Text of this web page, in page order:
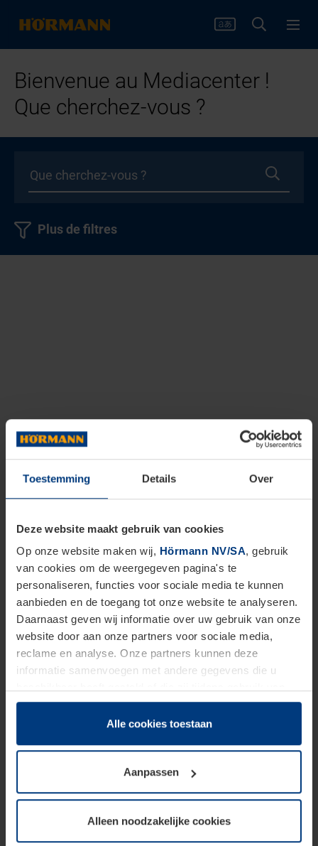
Toestemming Details Over
Deze website maakt gebruik van cookies
Op onze website maken wij, Hörmann NV/SA, gebruik
van cookies om de weergegeven pagina's te
personaliseren, functies voor sociale media te kunnen
aanbieden en de toegang tot onze website te analyseren.
Daarnaast geven wij informatie over uw gebruik van onze
website door aan onze partners voor sociale media,
reclame en analyse. Onze partners kunnen deze
informatie samenvoegen met andere gegevens die u
hun diensten hebben verzameld.
Juridisch hebben wij het recht om cookies op uw
van deze pagina's absoluut vereist is. Voor alle andere
soorten cookies is uw toestemming benodigd. Uw
toestemming kunt u op elk moment bij de uitleg van de
wijzigen of herroepen.
Alle cookies toestaan
Aanpassen
Alleen noodzakelijke cookies
Bienvenue au Mediacenter !
Que cherchez-vous ?
Plus de filtres